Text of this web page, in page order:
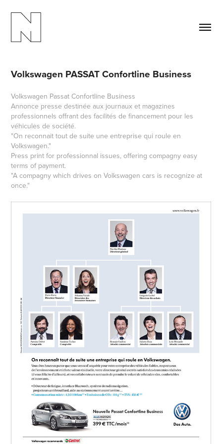
Volkswagen PASSAT Confortline Business
Volkswagen Passat Confortline Business
Annonce presse destinée aux journaux et magazines
professionnels offrant des facilités de financement pour les
véhicules de société.
"On reconnait tout de suite une entreprise qui roule en
Volkswagen."
Press print for professionnal issues, offering compagny easy
terms of payment.
"A compagny which drives on Volkswagen cars is recognize at
once."